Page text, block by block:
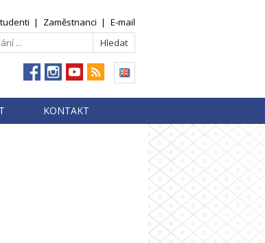
| Zaměstnanci | E-mail
KONTAKT